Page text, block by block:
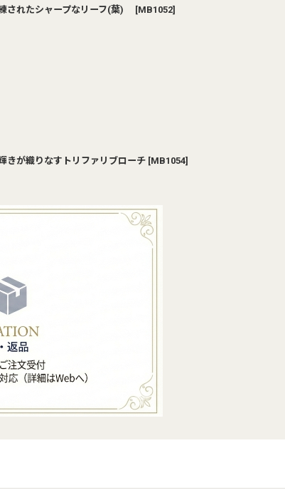
されたシャープなリーフ(葉) [MB1052]
きが織りなすトリファリブローチ [MB1054]